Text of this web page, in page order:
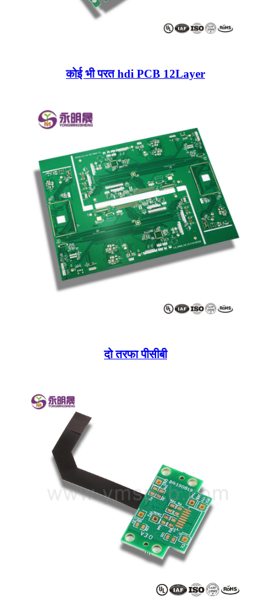
कोई भी परत hdi PCB 12Layer
दो तरफा पीसीबी